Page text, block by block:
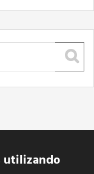
utilizando